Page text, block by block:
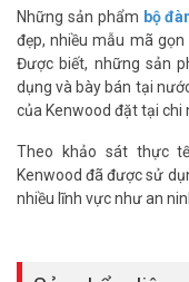
/ D / E / F / G
– Chống bụi và nước:
– Chất lượng âm
mạnh hơn so với các
–Thiết bị đồng bộ nhập
Bộ đàm liên lạc
cấp có khả năng
mọi thời tiết.
– Thân máy (Kenwood/
Những sản phẩm bộ
đẹp, nhiều mẫu mã
Được biết, những sản
dụng và bày bán tại
của Kenwood đặt tại chi
Theo khảo sát thực
Kenwood đã được sử
nhiều lĩnh vực như an